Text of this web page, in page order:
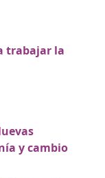
trabajar la
y cambio